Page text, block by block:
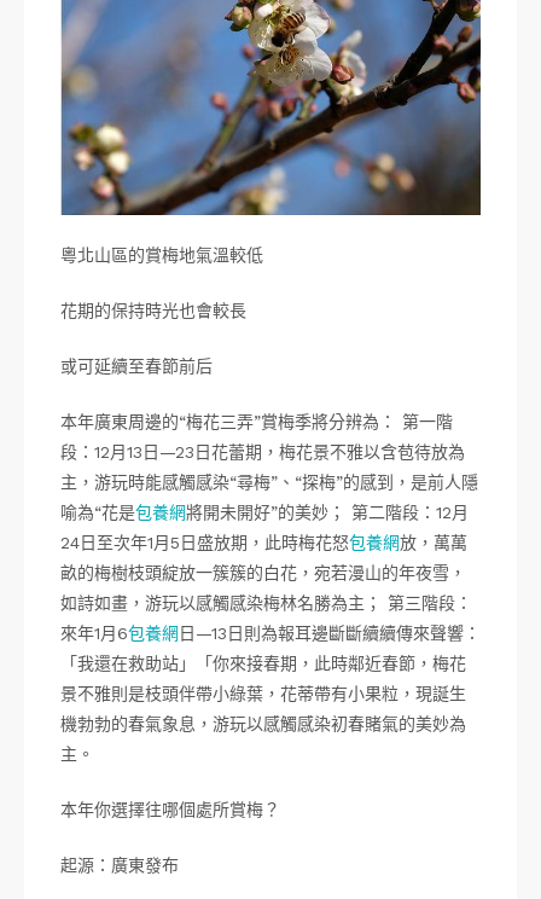
粵北山區的賞梅地氣溫較低
花期的保持時光也會較長
或可延續至春節前后
本年廣東周邊的“梅花三弄”賞梅季將分辨為： 第一階
段：12月13日—23日花蕾期，梅花景不雅以含苞待放為
主，游玩時能感觸感染“尋梅”、“探梅”的感到，是前人隱
喻為“花是包養網將開未開好”的美妙； 第二階段：12月
24日至次年1月5日盛放期，此時梅花怒包養網放，萬萬
畝的梅樹枝頭綻放一簇簇的白花，宛若漫山的年夜雪，
如詩如畫，游玩以感觸感染梅林名勝為主； 第三階段：
來年1月6包養網日—13日則為報耳邊斷斷續續傳來聲響：
「我還在救助站」「你來接春期，此時鄰近春節，梅花
景不雅則是枝頭伴帶小綠葉，花蒂帶有小果粒，現誕生
機勃勃的春氣象息，游玩以感觸感染初春賭氣的美妙為
主。
本年你選擇往哪個處所賞梅？
起源：廣東發布